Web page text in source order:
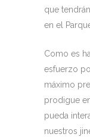
que
en el
Como es
esfuerzo
máximo
prodigue
pueda
nuestros